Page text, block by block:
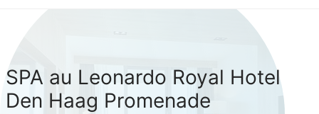
SPA au Leonardo Royal Hotel
Den Haag Promenade